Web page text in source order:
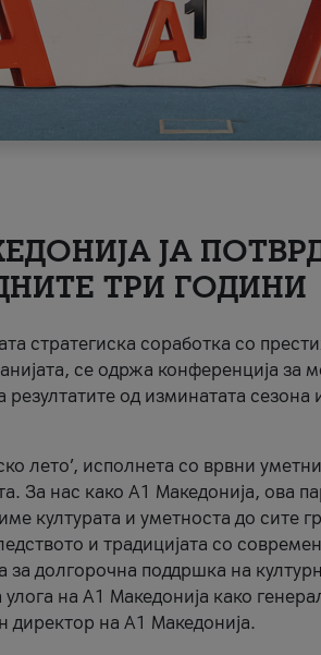
ЈА
ТРИ ГОДИНИ
стратегиска соработка со
се одржа конференција за
од изминатата сезона
лето’, исполнета со врвни
За нас како A1 Македонија, ова
културата и уметноста до сите
и традицијата со
за долгорочна поддршка на
на A1 Македонија како
директор на A1 Македонија.